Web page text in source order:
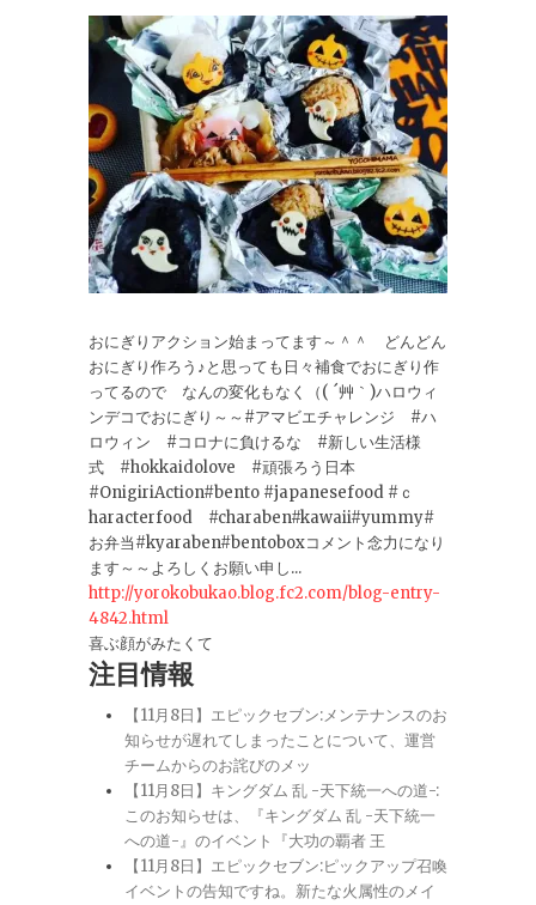
おにぎりアクション始まってます～＾＾ どんどん
おにぎり作ろう♪と思っても日々補食でおにぎり作
ってるので なんの変化もなく（( ´艸｀)ハロウィ
ンデコでおにぎり～～#アマビエチャレンジ #ハ
ロウィン #コロナに負けるな #新しい生活様
式 #hokkaidolove #頑張ろう日本
#OnigiriAction#bento #japanesefood #ｃ
haracterfood #charaben#kawaii#yummy#
お弁当#kyaraben#bentoboxコメント念力になり
ます～～よろしくお願い申し...
http://yorokobukao.blog.fc2.com/blog-entry-
4842.html
喜ぶ顔がみたくて
注目情報
【11月8日】エピックセブン:メンテナンスのお
知らせが遅れてしまったことについて、運営
チームからのお詫びのメッ
【11月8日】キングダム 乱 -天下統一への道-:
このお知らせは、『キングダム 乱 -天下統一
への道-』のイベント『大功の覇者 王
【11月8日】エピックセブン:ピックアップ召喚
イベントの告知ですね。新たな火属性のメイ